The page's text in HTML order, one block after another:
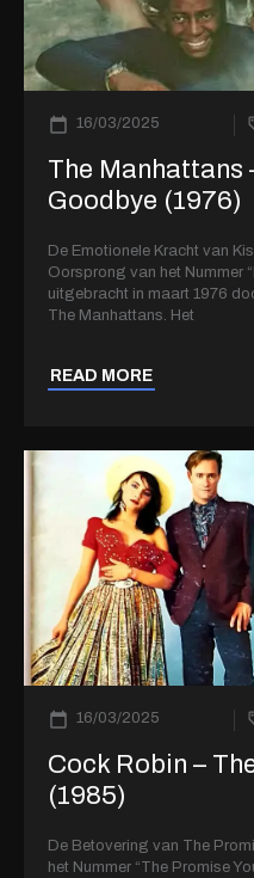
16/03/2025
The Manhattans
Goodbye (1976)
De Emotionele Kracht van
Oorsprong van het Nummer
uitgebracht in maart 1976
The Manhattans. Het
READ MORE
16/03/2025
Cock Robin –
(1985)
De Betovering van The
het Nummer “The Promise